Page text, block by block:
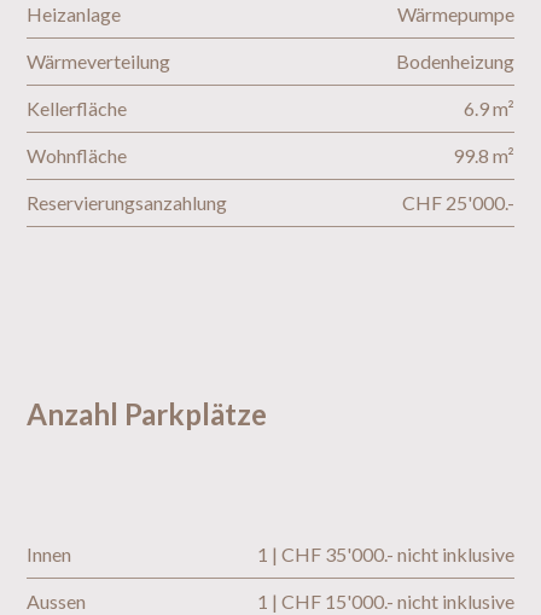
Heizanlage Wärmepumpe
Wärmeverteilung Bodenheizung
Kellerfläche 6.9 m²
Wohnfläche 99.8 m²
Reservierungsanzahlung CHF 25'000.-
Anzahl Parkplätze
Innen 1 | CHF 35'000.- nicht inklusive
Aussen 1 | CHF 15'000.- nicht inklusive